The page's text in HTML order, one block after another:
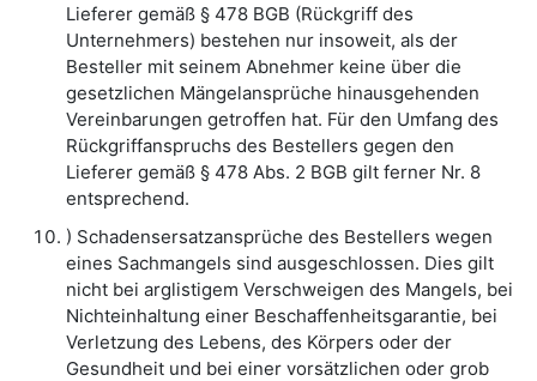
Lieferer gemäß § 478 BGB (Rückgriff des
Unternehmers) bestehen nur insoweit, als der
Besteller mit seinem Abnehmer keine über die
gesetzlichen Mängelansprüche hinausgehenden
Vereinbarungen getroffen hat. Für den Umfang des
Rückgriffanspruchs des Bestellers gegen den
Lieferer gemäß § 478 Abs. 2 BGB gilt ferner Nr. 8
entsprechend.
) Schadensersatzansprüche des Bestellers wegen
eines Sachmangels sind ausgeschlossen. Dies gilt
nicht bei arglistigem Verschweigen des Mangels, bei
Nichteinhaltung einer Beschaffenheitsgarantie, bei
Verletzung des Lebens, des Körpers oder der
Gesundheit und bei einer vorsätzlichen oder grob